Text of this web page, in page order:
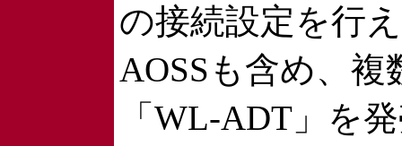
の接続設定を行
AOSSも含め、
「WL-ADT」を